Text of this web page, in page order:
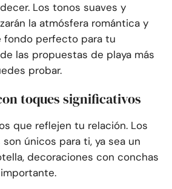
Los tonos suaves y
la atmósfera romántica y
fondo perfecto para tu
las propuestas de playa más
probar.
toques significativos
que reflejen tu relación. Los
únicos para ti, ya sea un
decoraciones con conchas